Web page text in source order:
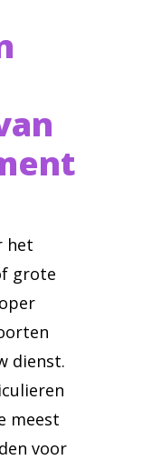
het
grote
dienst.
meest
voor